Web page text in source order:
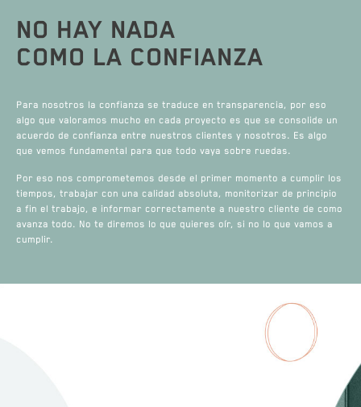
NO HAY NADA
COMO LA CONFIANZA
Para nosotros la confianza se traduce en transparencia, por eso
algo que valoramos mucho en cada proyecto es que se consolide un
acuerdo de confianza entre nuestros clientes y nosotros. Es algo
que vemos fundamental para que todo vaya sobre ruedas.
Por eso nos comprometemos desde el primer momento a cumplir los
tiempos, trabajar con una calidad absoluta, monitorizar de principio
a fin el trabajo, e informar correctamente a nuestro cliente de como
avanza todo. No te diremos lo que quieres oír, si no lo que vamos a
cumplir.